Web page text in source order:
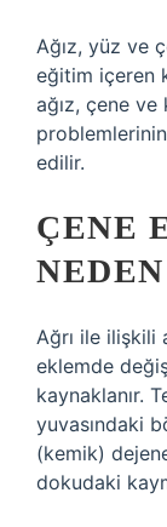
Ağız, yüz ve
eğitim içeren
ağız, çene
edilir.
ÇENE
Ağrı ile ilişkili
eklemde
kaynaklanır.
yuvasındaki
(kemik)
dokudaki